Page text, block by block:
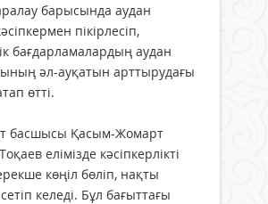
барысында аудан
пікірлесіп,
бағдарламалардың аудан
әл-ауқатын арттырудағы
өтті.
басшысы Қасым-Жомарт
елімізде кәсіпкерлікті
көңіл бөліп, нақты
келеді. Бұл бағыттағы